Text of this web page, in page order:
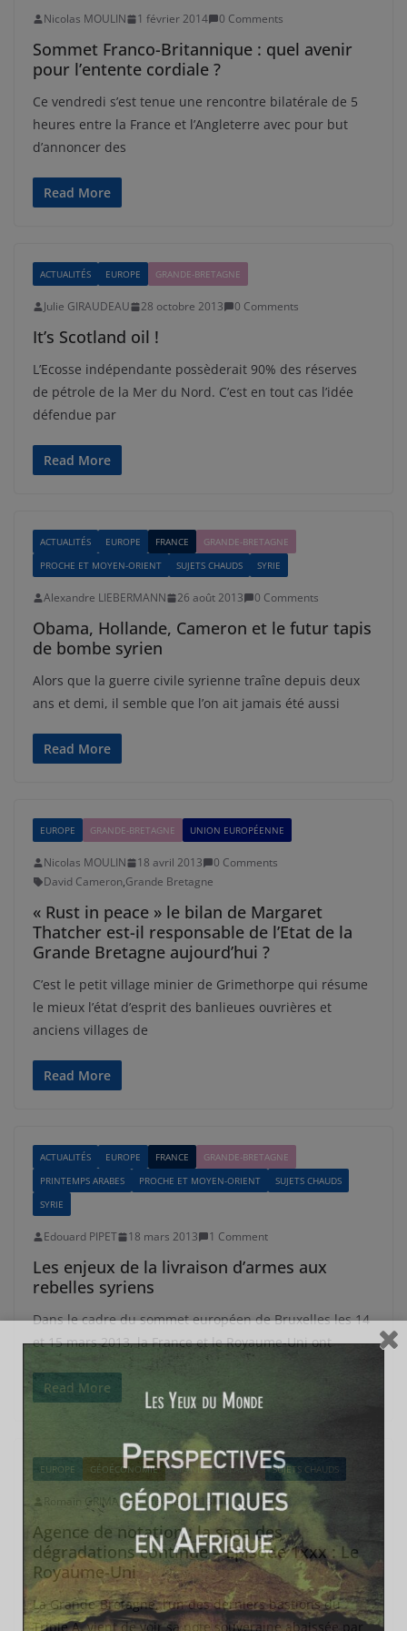
Nicolas MOULIN 1 février 2014 0 Comments
Sommet Franco-Britannique : quel avenir
pour l’entente cordiale ?
Ce vendredi s’est tenue une rencontre bilatérale de 5
heures entre la France et l’Angleterre avec pour but
d’annoncer des
Read More
ACTUALITÉS EUROPE GRANDE-BRETAGNE
Julie GIRAUDEAU 28 octobre 2013 0 Comments
It’s Scotland oil !
L’Ecosse indépendante possèderait 90% des réserves
de pétrole de la Mer du Nord. C’est en tout cas l’idée
défendue par
Read More
ACTUALITÉS EUROPE FRANCE
GRANDE-BRETAGNE
PROCHE ET MOYEN-ORIENT
SUJETS CHAUDS SYRIE
Alexandre LIEBERMANN 26 août 2013 0 Comments
Obama, Hollande, Cameron et le futur tapis
de bombe syrien
Alors que la guerre civile syrienne traîne depuis deux
ans et demi, il semble que l’on ait jamais été aussi
Read More
EUROPE GRANDE-BRETAGNE UNION EUROPÉENNE
Nicolas MOULIN 18 avril 2013
0 Comments
David Cameron,Grande Bretagne
« Rust in peace » le bilan de Margaret
Thatcher est-il responsable de l’Etat de la
Grande Bretagne aujourd’hui ?
C’est le petit village minier de Grimethorpe qui résume
le mieux l’état d’esprit des banlieues ouvrières et
anciens villages de
Read More
ACTUALITÉS EUROPE FRANCE
GRANDE-BRETAGNE
PRINTEMPS ARABES
PROCHE ET MOYEN-ORIENT
SUJETS CHAUDS
SYRIE
Edouard PIPET 18 mars 2013 1 Comment
Les enjeux de la livraison d’armes aux
rebelles syriens
Dans le cadre du sommet européen de Bruxelles les 14
et 15 mars 2013, la France et le Royaume-Uni ont
Read More
EUROPE GÉOÉCONOMIE GRANDE-BRETAGNE SUJETS CHAUDS
Romain GRIMAL 23 février 2013 0 Comments
Agence de notation : la saga des
dégradations continue – Episode 1xxx : Le
Royaume-Uni
La Grande-Bretagne, l’un des derniers bastions du
Triple A, vient de voir sa note souveraine abaissée par